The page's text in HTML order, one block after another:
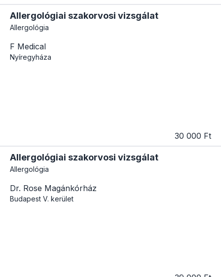
Allergológiai szakorvosi vizsgálat
Allergológia
F Medical
Nyíregyháza
30 000 Ft
Allergológiai szakorvosi vizsgálat
Allergológia
Dr. Rose Magánkórház
Budapest V. kerület